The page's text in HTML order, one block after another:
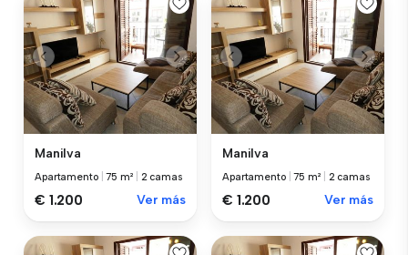
Manilva
Apartamento |75 m² 2 camas
€ 1.200 Ver más
Manilva
Apartamento |75 m² 2 camas
€ 1.200 Ver más